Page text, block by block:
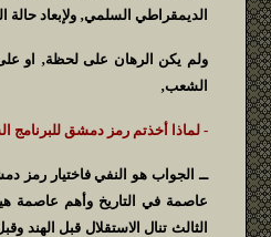
الديمقراطي السلمي‚ ولإبعاد حالة
ولم يكن الرهان على لحظة‚ او
الشعب‚
- لماذا أخذتم رمز دمشق للبرنامج
ــ الجواب هو النفي فاختيار رمز
عاصمة في التاريخ وأهم عاصمة
الثالث تنال الاستقلال قبل